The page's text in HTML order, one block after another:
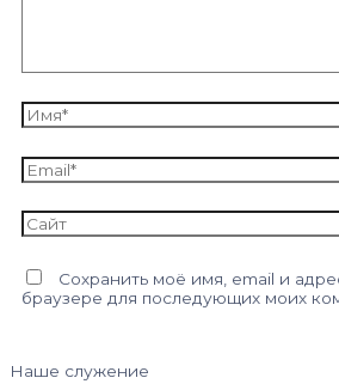
Имя*
Email*
Сайт
Сохранить моё имя, email и
браузере для последующих моих
Наше служение